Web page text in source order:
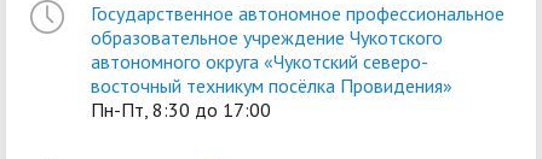
Государственное автономное профессиональное
образовательное учреждение Чукотского
автономного округа «Чукотский северо-
восточный техникум посёлка Провидения»
Пн-Пт, 8:30 до 17:00